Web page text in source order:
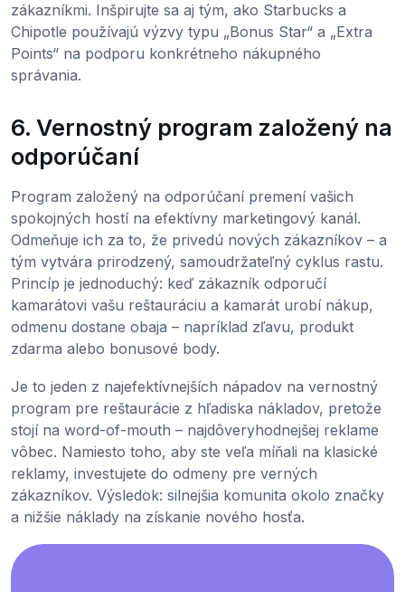
zákazníkmi. Inšpirujte sa aj tým, ako Starbucks a
Chipotle používajú výzvy typu „Bonus Star“ a „Extra
Points“ na podporu konkrétneho nákupného
správania.
6. Vernostný program založený na
odporúčaní
Program založený na odporúčaní premení vašich
spokojných hostí na efektívny marketingový kanál.
Odmeňuje ich za to, že privedú nových zákazníkov – a
tým vytvára prirodzený, samoudržateľný cyklus rastu.
Princíp je jednoduchý: keď zákazník odporučí
kamarátovi vašu reštauráciu a kamarát urobí nákup,
odmenu dostane obaja – napríklad zľavu, produkt
zdarma alebo bonusové body.
Je to jeden z najefektívnejších nápadov na vernostný
program pre reštaurácie z hľadiska nákladov, pretože
stojí na word-of-mouth – najdôveryhodnejšej reklame
vôbec. Namiesto toho, aby ste veľa míňali na klasické
reklamy, investujete do odmeny pre verných
zákazníkov. Výsledok: silnejšia komunita okolo značky
a nižšie náklady na získanie nového hosťa.